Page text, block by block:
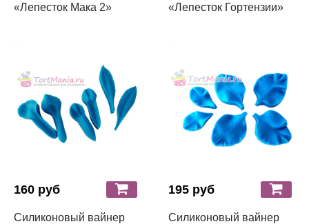
«Лепесток Мака 2»
«Лепесток Гортензии»
160 руб
Силиконовый вайнер
195 руб
Силиконовый вайнер